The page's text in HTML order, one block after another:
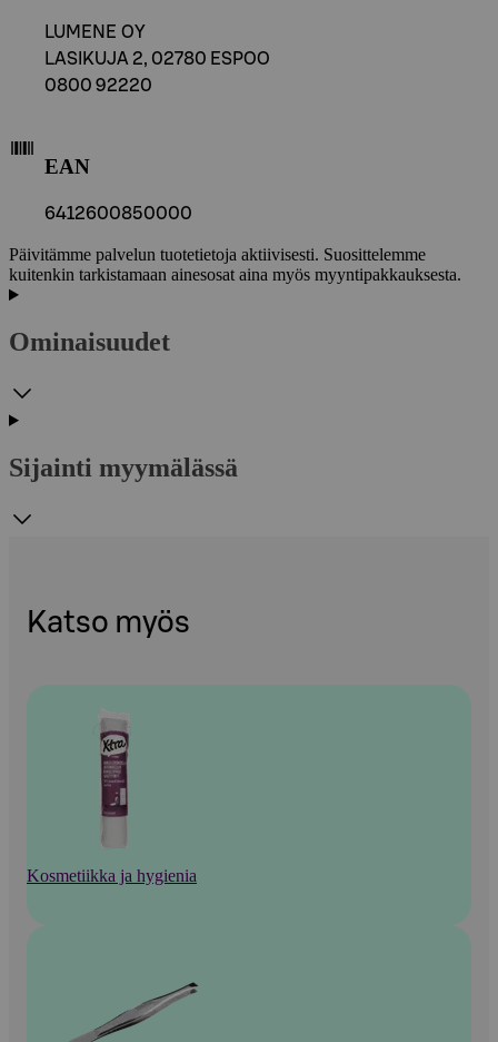
LUMENE OY
LASIKUJA 2, 02780 ESPOO
0800 92220
EAN
6412600850000
Päivitämme palvelun tuotetietoja aktiivisesti. Suosittelemme
kuitenkin tarkistamaan ainesosat aina myös myyntipakkauksesta.
Ominaisuudet
Sijainti myymälässä
Katso myös
Kosmetiikka ja hygienia